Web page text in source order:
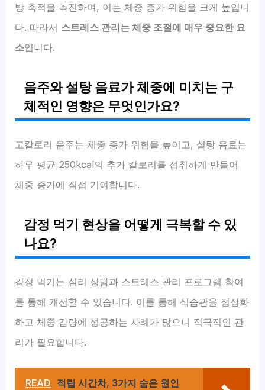
방 축적을 촉진하며, 이는 체중 증가 위험을 크게 높입니
다. 따라서 스트레스 관리는 체중 조절에 매우 중요한 요
소입니다.
음주와 설탕 음료가 체중에 미치는 구
체적인 영향은 무엇인가요?
고칼로리 음주는 체중 증가 위험을 높이고, 설탕 음료는
하루 평균 250kcal의 추가 칼로리를 섭취하게 만들어
체중 증가에 직접 기여합니다.
감정 먹기 현상을 어떻게 극복할 수 있
나요?
감정 먹기는 심리 상담과 스트레스 관리 프로그램 참여
를 통해 개선할 수 있습니다. 이를 통해 식습관을 정상화
하고 체중 감량에 성공하는 사례가 많으니 적극적인 관
리가 필요합니다.
READ 적립 시간차, 3가지 숨은 원인